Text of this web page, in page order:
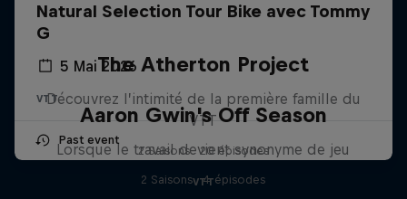
Natural Selection Tour Bike avec Tommy
G
5 Mai 2026
VTT
Past event
The Atherton Project
Découvrez l’intimité de la première famille du
VTT
2 Saisons · 20 épisodes
VTT
Aaron Gwin's Off Season
Lorsque le travail devient synonyme de jeu
2 Saisons · 4 épisodes